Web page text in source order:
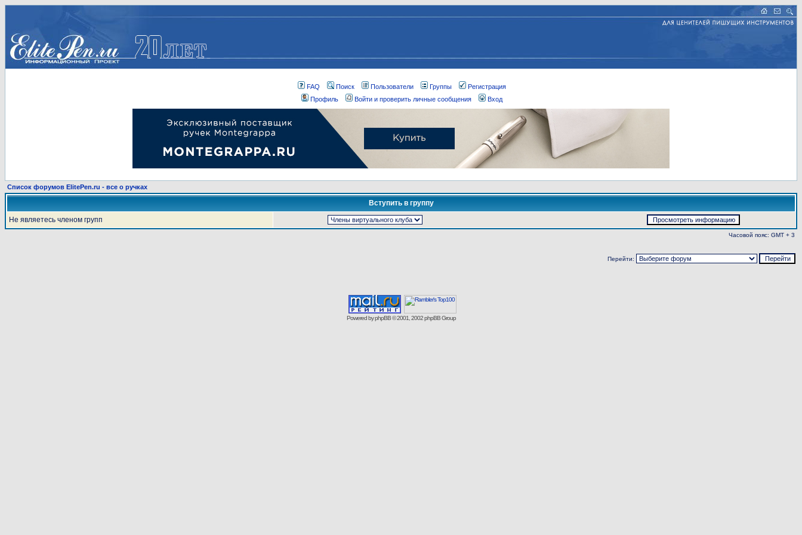
FAQ Поиск Пользователи Группы
Регистрация
Профиль
Войти и проверить личные сообщения Вход
Список форумов ElitePen.ru - все о ручках
Вступить в группу
Не являетесь членом групп
Часовой пояс: GMT + 3
Перейти:
Powered byphpBB© 2001, 2002 phpBB Group